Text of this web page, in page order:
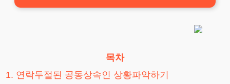
목차
1. 연락두절된 공동상속인 상황파악하기